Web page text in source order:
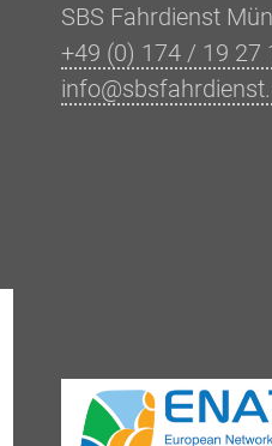
SBS Fahrdienst
+49 (0) 174 / 19 27